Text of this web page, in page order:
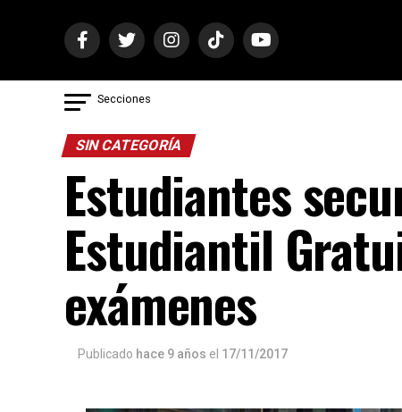
Secciones
SIN CATEGORÍA
Estudiantes
Estudiantil
exámenes
Publicado hace 9 años el 17/11/2017